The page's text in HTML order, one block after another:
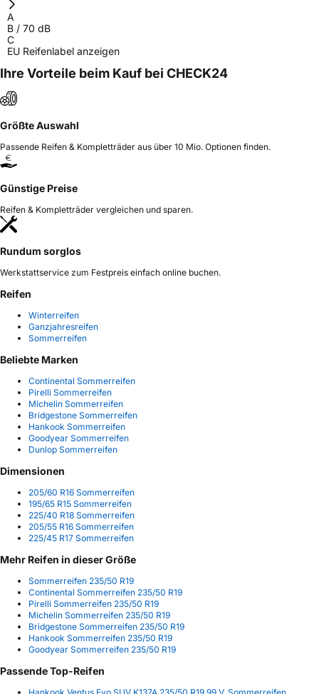
A
B / 70 dB
C
EU Reifenlabel anzeigen
Ihre Vorteile beim Kauf bei CHECK24
Größte Auswahl
Passende Reifen & Kompletträder aus über 10 Mio. Optionen finden.
Günstige Preise
Reifen & Kompletträder vergleichen und sparen.
Rundum sorglos
Werkstattservice zum Festpreis einfach online buchen.
Reifen
Winterreifen
Ganzjahresreifen
Sommerreifen
Beliebte Marken
Continental Sommerreifen
Pirelli Sommerreifen
Michelin Sommerreifen
Bridgestone Sommerreifen
Hankook Sommerreifen
Goodyear Sommerreifen
Dunlop Sommerreifen
Dimensionen
205/60 R16 Sommerreifen
195/65 R15 Sommerreifen
225/40 R18 Sommerreifen
205/55 R16 Sommerreifen
225/45 R17 Sommerreifen
Mehr Reifen in dieser Größe
Sommerreifen 235/50 R19
Continental Sommerreifen 235/50 R19
Pirelli Sommerreifen 235/50 R19
Michelin Sommerreifen 235/50 R19
Bridgestone Sommerreifen 235/50 R19
Hankook Sommerreifen 235/50 R19
Goodyear Sommerreifen 235/50 R19
Passende Top-Reifen